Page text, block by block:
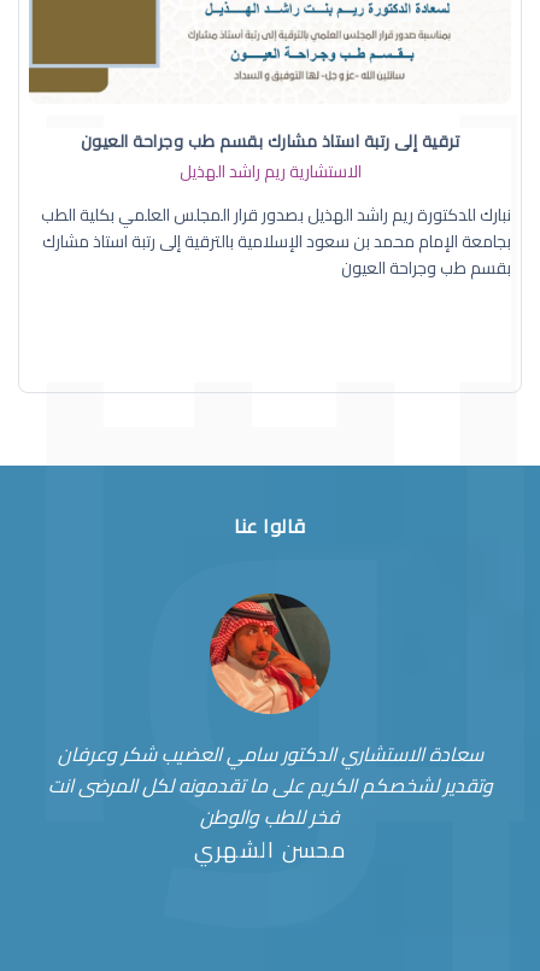
ترقية إلى رتبة استاذ مشارك بقسم طب وجراحة العيون
الاستشارية ريم راشد الهذيل
نبارك للدكتورة ريم راشد الهذيل بصدور قرار المجلس العلمي بكلية الطب
بجامعة الإمام محمد بن سعود الإسلامية بالترقية إلى رتبة استاذ مشارك
بقسم طب وجراحة العيون
قالوا عنا
سعادة الاستشاري الدكتور سامي العضيب شكر وعرفان
وتقدير لشخصكم الكريم على ما تقدمونه لكل المرضى انت
فخر للطب والوطن
محسن الشهري